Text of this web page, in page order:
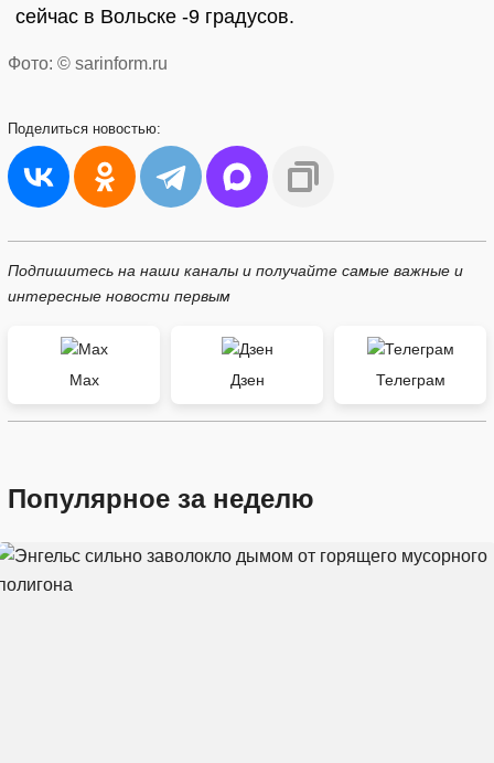
сейчас в Вольске -9 градусов.
Фото: © sarinform.ru
Поделиться новостью:
Подпишитесь на наши каналы и получайте самые важные и
интересные новости первым
Max Дзен Телеграм
Популярное за неделю